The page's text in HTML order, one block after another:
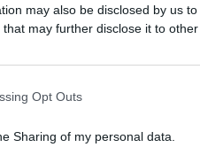
may also be disclosed by us
that may further disclose it to other
Opt Outs
Sharing of my personal data.